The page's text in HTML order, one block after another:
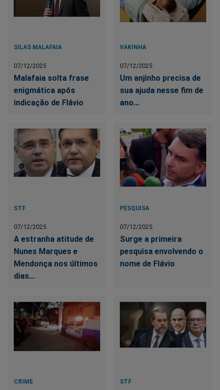
SILAS MALAFAIA
07/12/2025
Malafaia solta frase
enigmática após
indicação de Flávio
VAKINHA
07/12/2025
Um anjinho precisa de
sua ajuda nesse fim de
ano...
STF
07/12/2025
A estranha atitude de
Nunes Marques e
Mendonça nos últimos
dias...
PESQUISA
07/12/2025
Surge a primeira
pesquisa envolvendo o
nome de Flávio
CRIME STF